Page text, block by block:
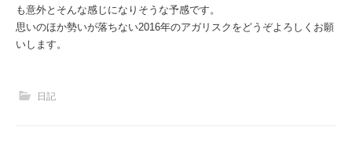
も意外とそんな感じになりそうな予感です。
思いのほか勢いが落ちない2016年のアガリスクをどうぞよろしくお願
いします。
日記